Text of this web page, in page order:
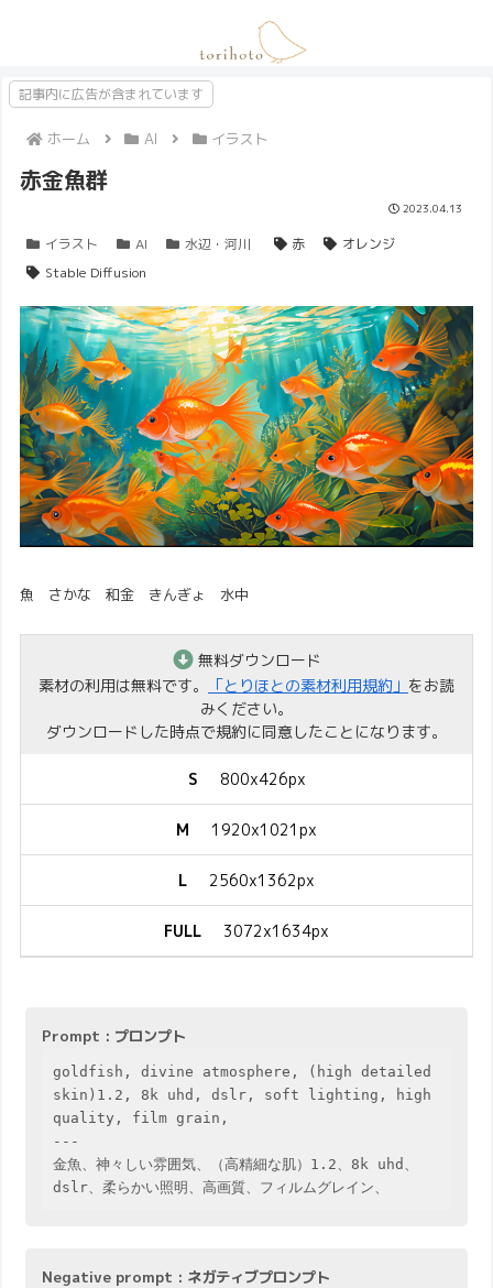
記事内に広告が含まれています
ホーム AI イラスト
赤金魚群
2023.04.13
イラスト AI 水辺・河川 赤
オレンジ
Stable Diffusion
魚 さかな 和金 きんぎょ 水中
無料ダウンロード
素材の利用は無料です。
「とりほとの素材利用規約」 をお読
みください。
ダウンロードした時点で規約に同意したことになります。
S 800x426px
M 1920x1021px
L 2560x1362px
FULL 3072x1634px
Prompt : プロンプト
goldfish, divine atmosphere, (high detailed
skin)1.2, 8k uhd, dslr, soft lighting, high
quality, film grain,
---
金魚、神々しい雰囲気、（高精細な肌）1.2、8k uhd、
dslr、柔らかい照明、高画質、フィルムグレイン、
Negative prompt : ネガティブプロンプト